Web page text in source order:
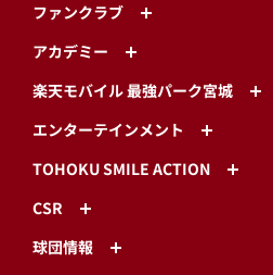
ファンクラブ
アカデミー
楽天モバイル 最強パーク宮城
エンターテインメント
TOHOKU SMILE ACTION
CSR
球団情報